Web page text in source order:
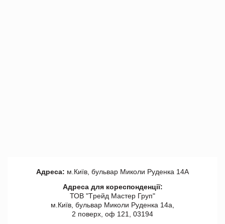
Адреса: м.Київ, бульвар Миколи Руденка 14А
Адреса для кореспонденції:
ТОВ "Tрейд Мастер Груп"
м.Київ, бульвар Миколи Руденка 14а,
2 поверх, оф 121, 03194